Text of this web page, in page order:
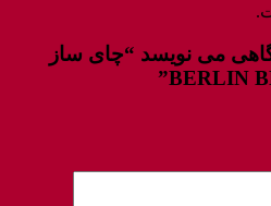
می نویسد “چای ساز